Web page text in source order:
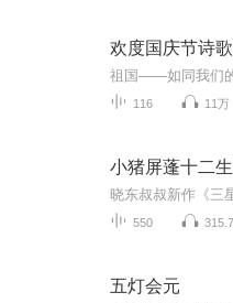
欢度国庆节诗
116 11万
550
五灯会元